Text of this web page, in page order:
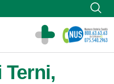
di Terni
Terni,